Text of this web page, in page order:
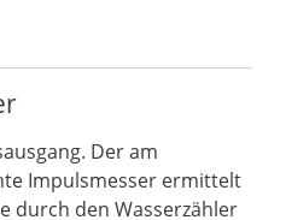
Der am
Impulsmesser ermittelt
durch den Wasserzähler